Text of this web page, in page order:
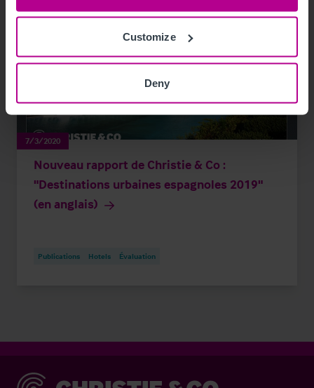
Customize
Deny
7/3/2020
Nouveau rapport de Christie & Co :
"Destinations urbaines espagnoles 2019"
(en anglais)
Publications Hotels Évaluation
Christie & Co